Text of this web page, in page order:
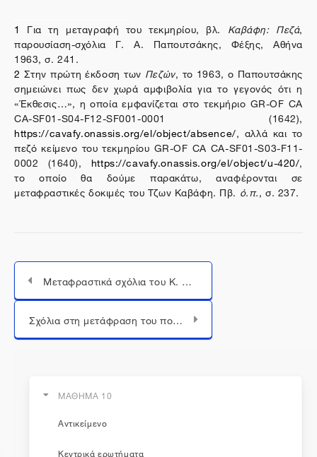
1 Για τη μεταγραφή του τεκμηρίου, βλ. Καβάφη: Πεζά,
παρουσίαση-σχόλια Γ. Α. Παπουτσάκης, Φέξης, Αθήνα
1963, σ. 241.
2 Στην πρώτη έκδοση των Πεζών, το 1963, ο Παπουτσάκης
σημειώνει πως δεν χωρά αμφιβολία για το γεγονός ότι η
«Έκθεσις…», η οποία εμφανίζεται στο τεκμήριο GR-OF CA
CA-SF01-S04-F12-SF001-0001 (1642),
https://cavafy.onassis.org/el/object/absence/, αλλά και το
πεζό κείμενο του τεκμηρίου GR-OF CA CA-SF01-S03-F11-
0002 (1640), https://cavafy.onassis.org/el/object/u-420/,
το οποίο θα δούμε παρακάτω, αναφέρονται σε
μεταφραστικές δοκιμές του Τζων Καβάφη. Πβ. ό.π., σ. 237.
Μεταφραστικά σχόλια του Κ. Π. Καβάφη
Μεταπήδηση σε...
Σχόλια στη μετάφραση του ποιήματος «Πρόσθεσις»
ΜΑΘΗΜΑ 10
Αντικείμενο
Κεντρικά ερωτήματα
η εκπαίδευση συνεχίζεται...